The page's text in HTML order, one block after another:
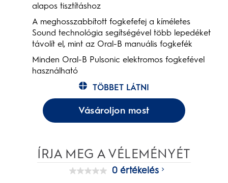
alapos tisztításhoz
A meghosszabbított fogkefefej a kíméletes
Sound technológia segítségével több lepedéket
távolít el, mint az Oral-B manuális fogkefék
Minden Oral-B Pulsonic elektromos fogkefével
használható
TÖBBET LÁTNI
Vásároljon most
ÍRJA MEG A VÉLEMÉNYÉT
Nincs
0 értékelés